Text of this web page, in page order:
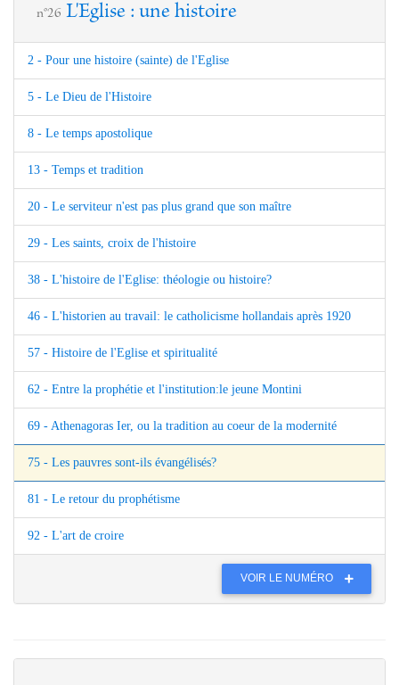
n°26 L'Eglise : une histoire
2 - Pour une histoire (sainte) de l'Eglise
5 - Le Dieu de l'Histoire
8 - Le temps apostolique
13 - Temps et tradition
20 - Le serviteur n'est pas plus grand que son maître
29 - Les saints, croix de l'histoire
38 - L'histoire de l'Eglise: théologie ou histoire?
46 - L'historien au travail: le catholicisme hollandais après 1920
57 - Histoire de l'Eglise et spiritualité
62 - Entre la prophétie et l'institution:le jeune Montini
69 - Athenagoras Ier, ou la tradition au coeur de la modernité
75 - Les pauvres sont-ils évangélisés?
81 - Le retour du prophétisme
92 - L'art de croire
VOIR LE NUMÉRO